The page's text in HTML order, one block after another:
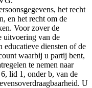
het recht
en het recht om de
Voor zover de
uitvoering van de
educatieve diensten of de
waarbij u partij bent,
te nemen naar
lid 1, onder b, van de
U